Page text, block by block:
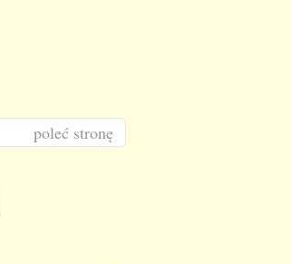
poleć stronę